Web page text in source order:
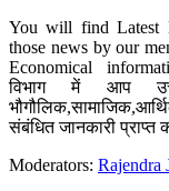
You will find Latest
those news by our
Economical
विभाग में आप
संबंधित जानकारी
Moderators: Rajendra